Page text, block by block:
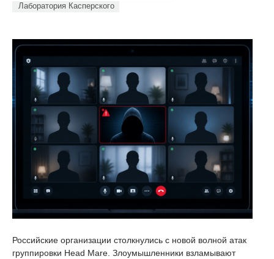
Лаборатория Касперского
Российские организации столкнулись с новой волной атак
группировки Head Mare. Злоумышленники взламывают